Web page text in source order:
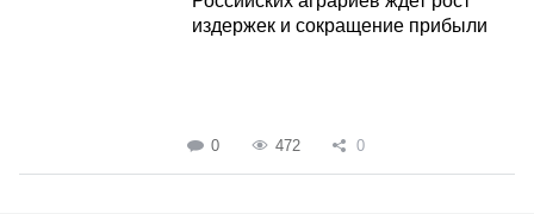
издержек и сокращение прибыли
0 472 0